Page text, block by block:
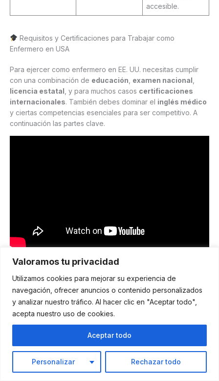
Valoramos tu privacidad
Utilizamos cookies para mejorar su experiencia de
navegación, ofrecer anuncios o contenido personalizados
y analizar nuestro tráfico. Al hacer clic en "Aceptar todo",
acepta nuestro uso de cookies.
Personalizar Rechazar todo
Aceptar todo
accesible.
Requisitos y Certificaciones para Trabajar como
Enfermero en USA
Para ejercer como enfermero en EE. UU. necesitas cumplir
con una combinación de educación examen nacional
licencia estatal , y para muchos casos certificaciones
internacionales. También debes dominar el inglés médico
y ciertas competencias esenciales para ser competitivo. A
continuación las partes clave.
Títulos académicos y programas de enfermería (ASN, BSN)
Los dos programas más comunes para alcanzar la posición
de Registered Nurse (RN) son el ASN(Associate of Science
in Nursing) y elBSN(Bachelor of Science in Nursing). Ambos
te habilitan para presentar elNCLEX-RN
ventajas competitivas.